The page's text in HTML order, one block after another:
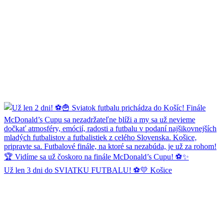
Už len 3 dni do SVIATKU FUTBALU! ⚽💛 Košice